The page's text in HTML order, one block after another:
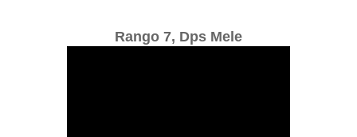
Rango 7, Dps Mele